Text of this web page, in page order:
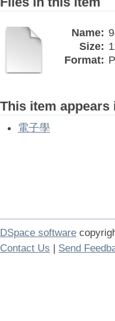
Name:
Size:
Format:
This item
電子學
DSpace software
Contact Us | Send